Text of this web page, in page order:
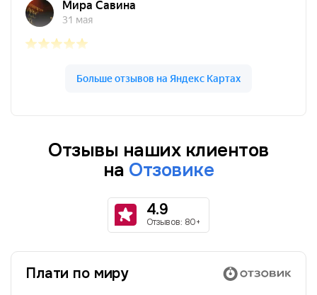
Отзывы наших клиентов
на Отзовике
4.9
Отзывов: 80+
Плати по миру